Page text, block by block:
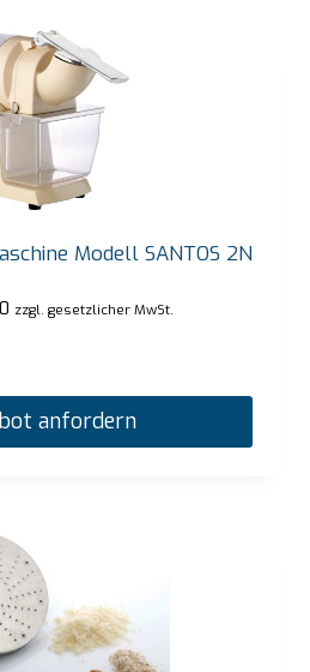
Modell SANTOS 2N
zzgl. gesetzlicher MwSt.
anfordern